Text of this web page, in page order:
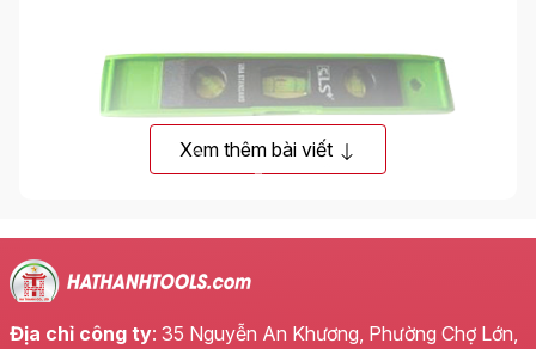
Xem thêm bài viết
Địa chỉ công ty: 35 Nguyễn An Khương, Phường Chợ Lớn,